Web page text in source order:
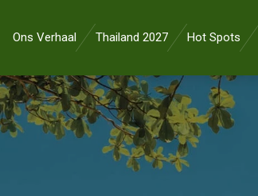
Ons Verhaal Thailand 2027 Hot Spots